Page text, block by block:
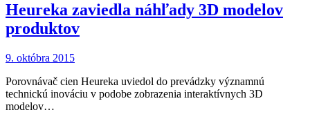
Heureka zaviedla náhľady 3D modelov
produktov
9. októbra 2015
Porovnávač cien Heureka uviedol do prevádzky významnú
technickú inováciu v podobe zobrazenia interaktívnych 3D
modelov…